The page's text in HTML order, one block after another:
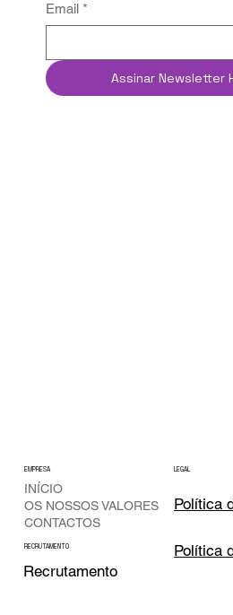
Email *
Assinar Newsletter
EMPRESA
INÍCIO
OS NOSSOS VALORES
CONTACTOS
RECRUTAMENTO
Recrutamento
LEGAL
Política
Política